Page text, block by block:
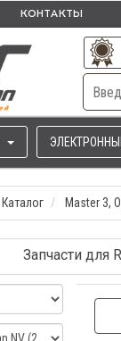
КОНТАКТЫ
Каталог Master 3,
Запчасти для